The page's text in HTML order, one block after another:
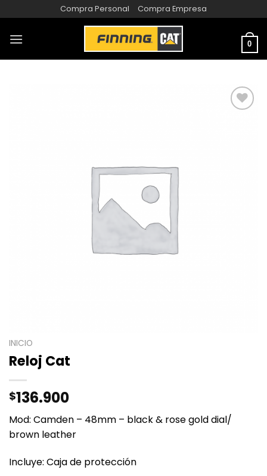
Compra Personal Compra Empresa
0
INICIO
Reloj Cat
$136.900
Mod: Camden – 48mm – black & rose gold dial/
brown leather
Incluye: Caja de protección